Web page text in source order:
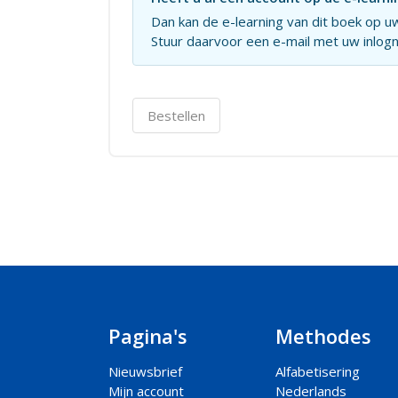
Dan kan de e-learning van dit boek op
Stuur daarvoor een e-mail met uw
Bestellen
Pagina's
Nieuwsbrief
Mijn account
Methodes
Alfabetisering
Nederlands